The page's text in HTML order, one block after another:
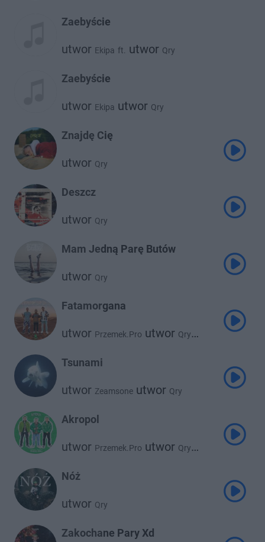
Zaebyście
utwor Ekipa ft. utwor Qry
Zaebyście
utwor Ekipa utwor Qry
Znajdę Cię
utwor Qry
Deszcz
utwor Qry
Mam Jedną Parę Butów
utwor Qry
Fatamorgana
utwor Przemek.Pro utwor Qry
Tsunami
utwor Zeamsone utwor Qry
Akropol
utwor Przemek.Pro utwor Qry
Nóż
utwor Qry
Zakochane Pary Xd